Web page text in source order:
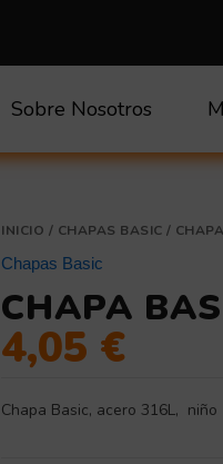
Sobre Nosotros
INICIO / CHAPAS BASIC /
Chapas Basic
CHAPA
4,05 €
Chapa Basic, acero 316L, niño
Chapa
niño
cantidad